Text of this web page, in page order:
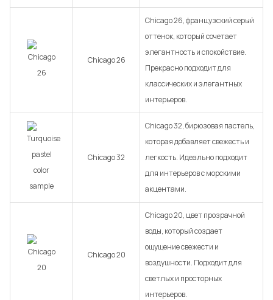
Chicago 26
Chicago 26, французский серый
оттенок, который сочетает
элегантность и спокойствие.
Прекрасно подходит для
классических и элегантных
интерьеров.
Chicago 32
Chicago 32, бирюзовая пастель,
которая добавляет свежесть и
легкость. Идеально подходит
для интерьеров с морскими
акцентами.
Chicago 20
Chicago 20, цвет прозрачной
воды, который создает
ощущение свежести и
воздушности. Подходит для
светлых и просторных
интерьеров.